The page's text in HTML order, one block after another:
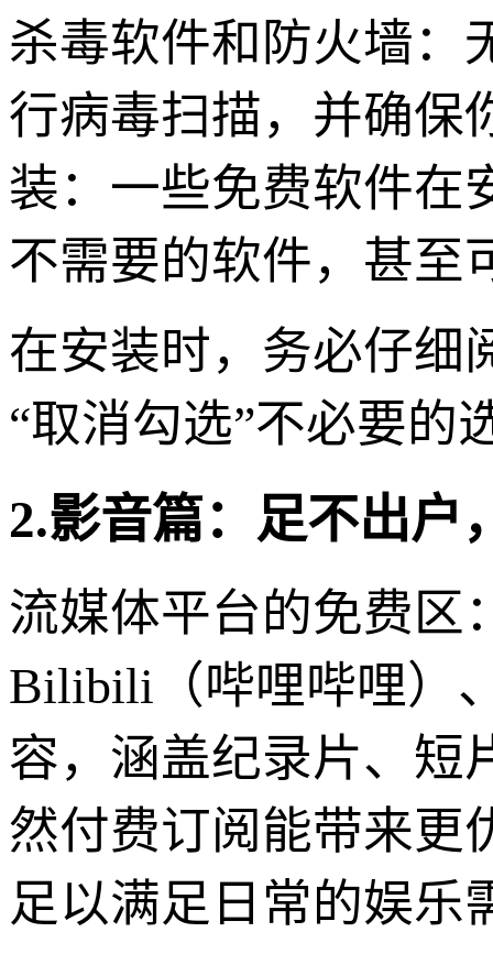
杀毒软件和防火墙：
行病毒扫描，并确保
装：一些免费软件在
不需要的软件，甚至
在安装时，务必仔细
“取消勾选”不必要的
2.影音篇：足不出户
流媒体平台的免费区
Bilibili（哔哩哔哩）
容，涵盖纪录片、短
然付费订阅能带来更
足以满足日常的娱乐